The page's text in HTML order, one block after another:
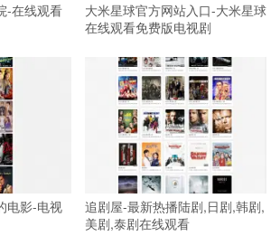
-在线观看
大米星球官方网站入口-大米星球
在线观看免费版电视剧
电影-电视
追剧屋-最新热播陆剧,日剧,韩剧,
美剧,泰剧在线观看